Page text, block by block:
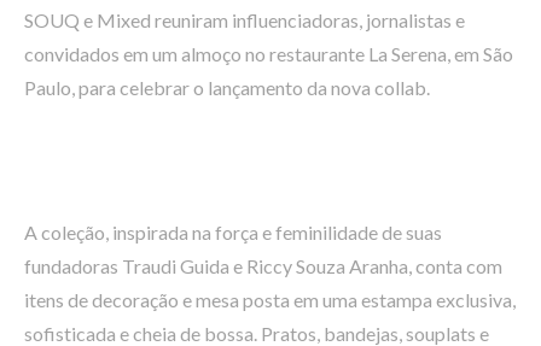
SOUQ e Mixed reuniram influenciadoras, jornalistas e
convidados em um almoço no restaurante La Serena, em São
Paulo, para celebrar o lançamento da nova collab.
A coleção, inspirada na força e feminilidade de suas
fundadoras Traudi Guida e Riccy Souza Aranha, conta com
itens de decoração e mesa posta em uma estampa exclusiva,
sofisticada e cheia de bossa. Pratos, bandejas, souplats e